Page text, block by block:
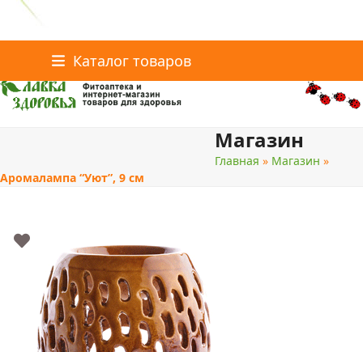
content
Каталог товаров
Доставка и оплата
Скидки
Магазин
Главная » Магазин »
Аромалампа “Уют”, 9 см